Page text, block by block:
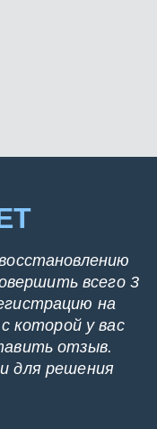
всего 3
на
которой у вас
отзыв.
для решения